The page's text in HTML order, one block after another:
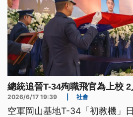
總統追晉T-34殉職飛官為上校
2026/6/17 19:39 社會
空軍岡山基地T-34「初教機」